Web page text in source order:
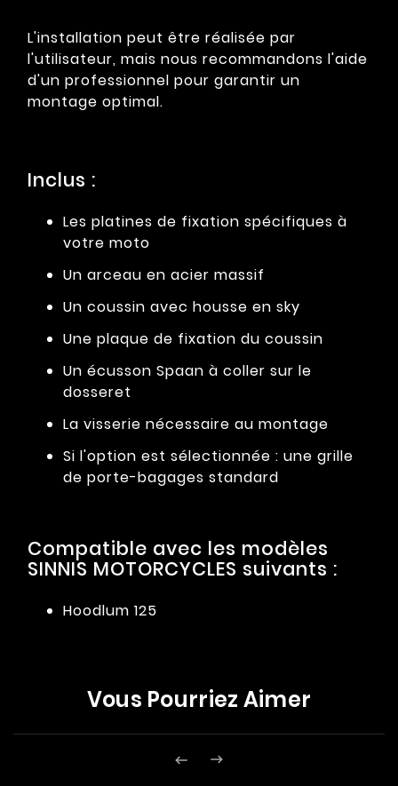
L'installation peut être réalisée par
l'utilisateur, mais nous recommandons l'aide
d'un professionnel pour garantir un
montage optimal.
Inclus :
Les platines de fixation spécifiques à
votre moto
Un arceau en acier massif
Un coussin avec housse en sky
Une plaque de fixation du coussin
Un écusson Spaan à coller sur le
dosseret
La visserie nécessaire au montage
Si l'option est sélectionnée : une grille
de porte-bagages standard
Compatible avec les modèles
SINNIS MOTORCYCLES suivants :
Hoodlum 125
Vous Pourriez Aimer
 